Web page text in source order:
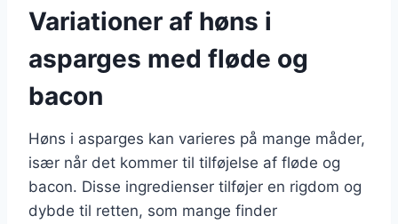
Variationer af høns i
asparges med fløde og
bacon
Høns i asparges kan varieres på mange måder,
især når det kommer til tilføjelse af fløde og
bacon. Disse ingredienser tilføjer en rigdom og
dybde til retten, som mange finder